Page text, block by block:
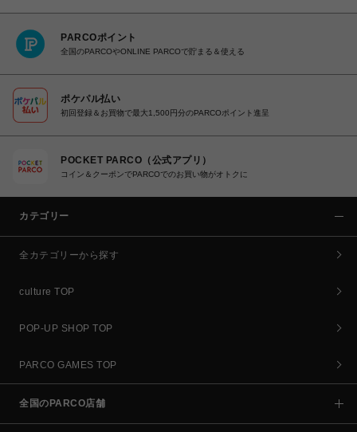
PARCOポイント
全国のPARCOやONLINE PARCOで貯まる＆使える
ポケパル払い
初回登録＆お買物で最大1,500円分のPARCOポイント進呈
POCKET PARCO（公式アプリ）
コイン＆クーポンでPARCOでのお買い物がオトクに
カテゴリー
全カテゴリーから探す
culture TOP
POP-UP SHOP TOP
PARCO GAMES TOP
全国のPARCO店舗